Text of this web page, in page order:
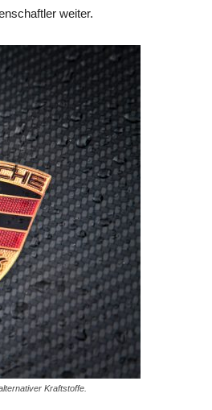
weiter.
Kraftstoffe.